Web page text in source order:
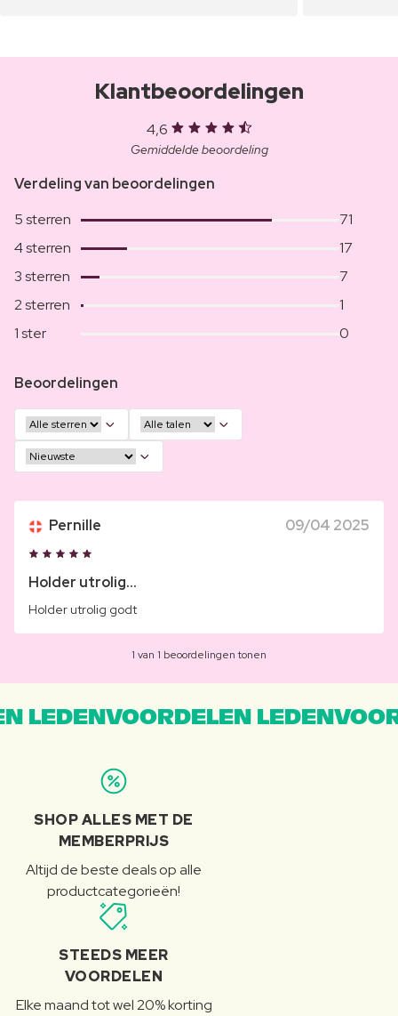
Klantbeoordelingen
4,6
Gemiddelde beoordeling
Verdeling van beoordelingen
5 sterren
71
4 sterren
17
3 sterren
7
2 sterren
1
1 ster
0
Beoordelingen
Pernille 09/04 2025
Holder utrolig...
Holder utrolig godt
1 van 1 beoordelingen tonen
LEDENVOORDELEN
SHOP ALLES MET DE
MEMBERPRIJS
Altijd de beste deals op alle
productcategorieën!
STEEDS MEER
VOORDELEN
Elke maand tot wel 20% korting